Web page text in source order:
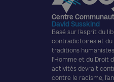
Centre
David Susskind
Basé sur l’esprit du
contradictoires et du
traditions
l’Homme et du Droit
activités devrait
contre le racisme,